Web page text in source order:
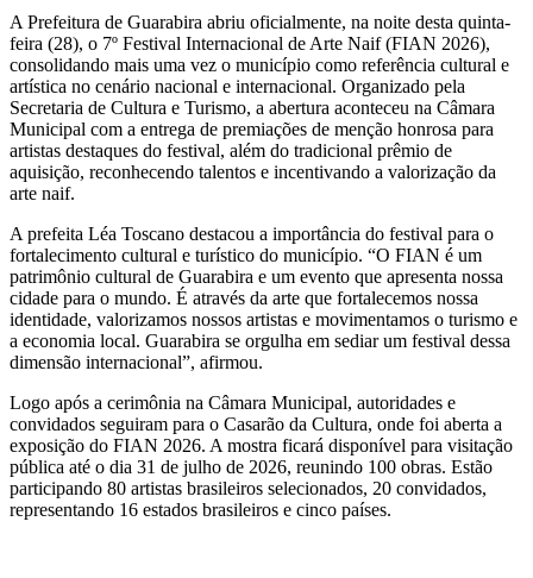
A Prefeitura de Guarabira abriu oficialmente, na noite desta quinta-
feira (28), o 7º Festival Internacional de Arte Naif (FIAN 2026),
consolidando mais uma vez o município como referência cultural e
artística no cenário nacional e internacional. Organizado pela
Secretaria de Cultura e Turismo, a abertura aconteceu na Câmara
Municipal com a entrega de premiações de menção honrosa para
artistas destaques do festival, além do tradicional prêmio de
aquisição, reconhecendo talentos e incentivando a valorização da
arte naif.
A prefeita Léa Toscano destacou a importância do festival para o
fortalecimento cultural e turístico do município. “O FIAN é um
patrimônio cultural de Guarabira e um evento que apresenta nossa
cidade para o mundo. É através da arte que fortalecemos nossa
identidade, valorizamos nossos artistas e movimentamos o turismo e
a economia local. Guarabira se orgulha em sediar um festival dessa
dimensão internacional”, afirmou.
Logo após a cerimônia na Câmara Municipal, autoridades e
convidados seguiram para o Casarão da Cultura, onde foi aberta a
exposição do FIAN 2026. A mostra ficará disponível para visitação
pública até o dia 31 de julho de 2026, reunindo 100 obras. Estão
participando 80 artistas brasileiros selecionados, 20 convidados,
representando 16 estados brasileiros e cinco países.